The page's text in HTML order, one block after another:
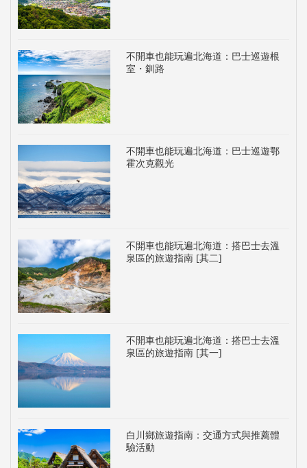
不開車也能玩遍北海道：巴士巡遊根
室・釧路
不開車也能玩遍北海道：巴士巡遊鄂
霍次克觀光
不開車也能玩遍北海道：搭巴士去溫
泉區的旅遊指南 [其二]
不開車也能玩遍北海道：搭巴士去溫
泉區的旅遊指南 [其一]
白川鄉旅遊指南：交通方式與推薦體
驗活動